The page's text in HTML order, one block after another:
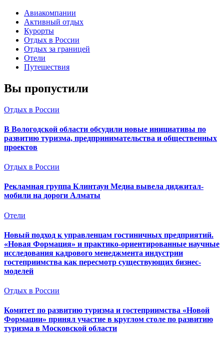
Авиакомпании
Активный отдых
Курорты
Отдых в России
Отдых за границей
Отели
Путешествия
Вы пропустили
Отдых в России
В Вологодской области обсудили новые инициативы по
развитию туризма, предпринимательства и общественных
проектов
Отдых в России
Рекламная группа Клинтаун Медиа вывела диджитал-
мобили на дороги Алматы
Отели
Новый подход к управленцам гостиничных предприятий.
«Новая Формация» и практико-ориентированные научные
исследования кадрового менеджмента индустрии
гостеприимства как пересмотр существующих бизнес-
моделей
Отдых в России
Комитет по развитию туризма и гостеприимства «Новой
Формации» принял участие в круглом столе по развитию
туризма в Московской области